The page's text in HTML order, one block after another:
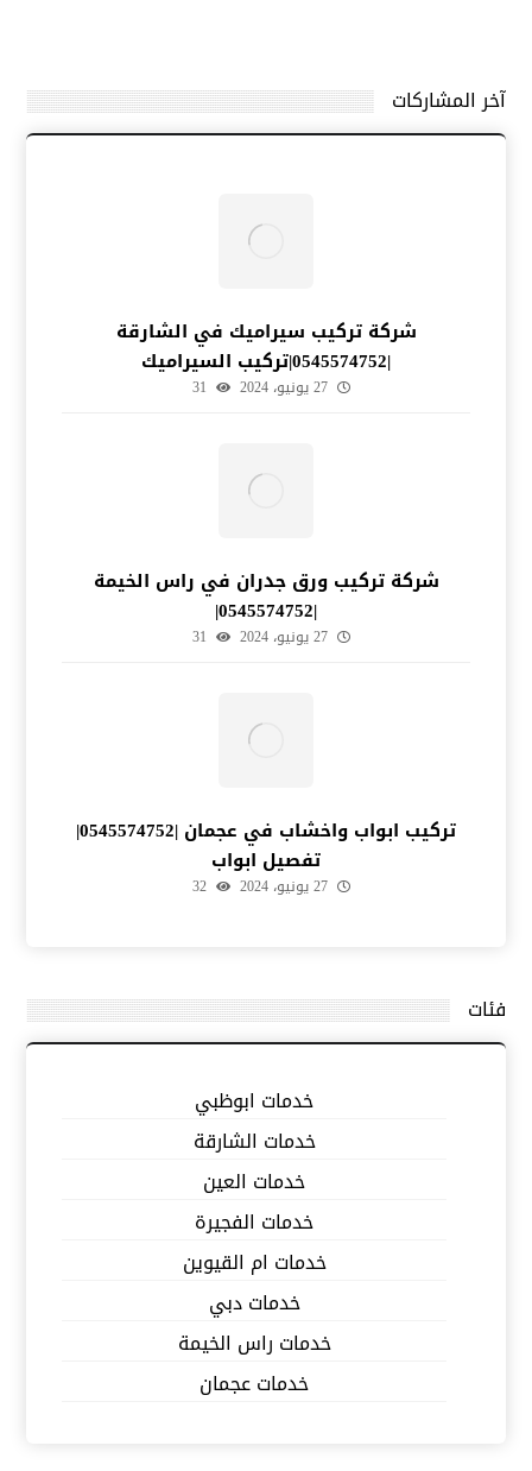
آخر المشاركات
شركة تركيب سيراميك في الشارقة
|0545574752|تركيب السيراميك
27 يونيو، 2024 31
شركة تركيب ورق جدران في راس الخيمة
|0545574752|
27 يونيو، 2024 31
تركيب ابواب واخشاب في عجمان |0545574752|
تفصيل ابواب
27 يونيو، 2024 32
فئات
خدمات ابوظبي
خدمات الشارقة
خدمات العين
خدمات الفجيرة
خدمات ام القيوين
خدمات دبي
خدمات راس الخيمة
خدمات عجمان